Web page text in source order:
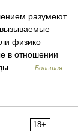
разумеют
вызываемые
физико
в отношении
…
Большая
18+